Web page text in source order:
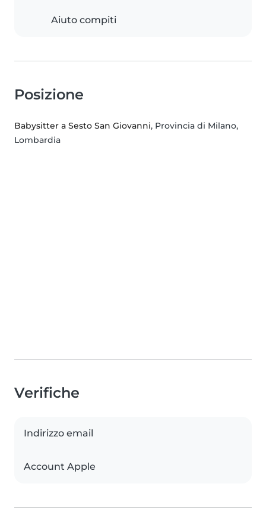
Aiuto compiti
Posizione
Babysitter a Sesto San Giovanni, Provincia di Milano,
Lombardia
Verifiche
Indirizzo email
Account Apple